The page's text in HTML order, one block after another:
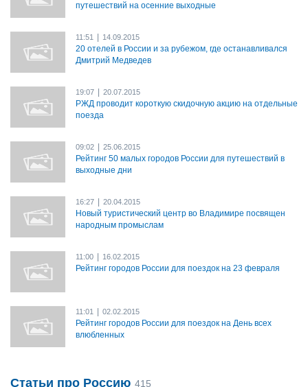
путешествий на осенние выходные
11:51 14.09.2015
20 отелей в России и за рубежом, где останавливался
Дмитрий Медведев
19:07 20.07.2015
РЖД проводит короткую скидочную акцию на отдельные
поезда
09:02 25.06.2015
Рейтинг 50 малых городов России для путешествий в
выходные дни
16:27 20.04.2015
Новый туристический центр во Владимире посвящен
народным промыслам
11:00 16.02.2015
Рейтинг городов России для поездок на 23 февраля
11:01 02.02.2015
Рейтинг городов России для поездок на День всех
влюбленных
Статьи про Россию 415